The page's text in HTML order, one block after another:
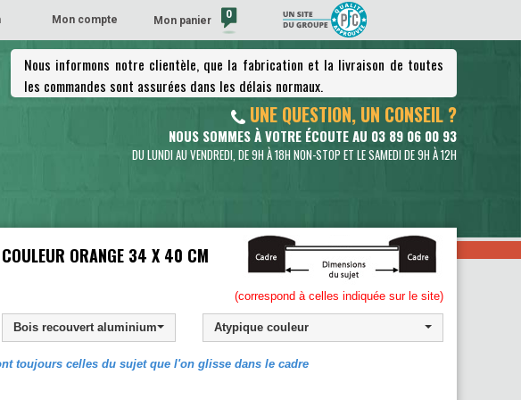
Mon panier 0
(vide)
Mon compte
Nous informons notre clientèle, que la fabrication et la livraison de toutes
les commandes sont assurées dans les délais normaux.
UNE QUESTION, UN CONSEIL ?
NOUS SOMMES À VOTRE ÉCOUTE AU 03 89 06 00 93
DU LUNDI AU VENDREDI, DE 9H À 18H NON-STOP ET LE SAMEDI DE 9H À 12H
ALUMINIUM
(correspond à celles indiquée sur le site)
Bois recouvert aluminium
toujours celles du sujet que l'on glisse dans le cadre